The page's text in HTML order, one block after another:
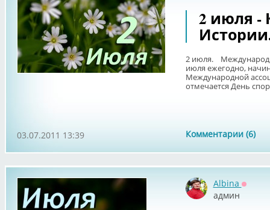
2 июля -
2 июля.
июля ежегодно,
Международной
отмечается День
Комментарии (6)
03.07.2011 13:39
Albina
админ